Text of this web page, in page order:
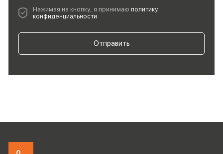
Нажимая на кнопку, я принимаю политику
конфиденциальности
Отправить